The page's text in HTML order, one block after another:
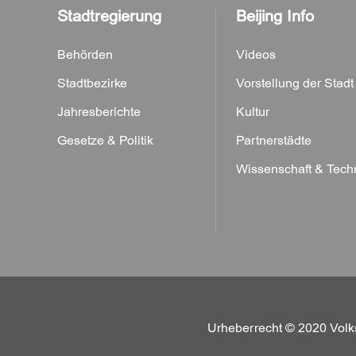
Stadtregierung
Behörden
Stadtbezirke
Jahresberichte
Gesetze & Politik
Beijing Info
Videos
Vorstellung der Stadt
Kultur
Partnerstädte
Wissenschaft &
Urheberrecht © 2020